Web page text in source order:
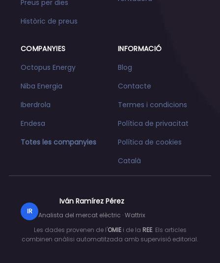
Preus per dies
Històric de preus
COMPANYIES
Octopus Energy
Niba Energia
Iberdrola
Endesa
Totes les companyies
INFORMACIÓ
Blog
Contacte
Termes i condicions
Política de privacitat
Política de cookies
Català
IR
Iván Ramírez Pérez
Analista del mercat elèctric · Wattrix
Les dades provenen de l'OMIEi de la REE. Els articles
combinen anàlisi automatitzada amb supervisió editorial.